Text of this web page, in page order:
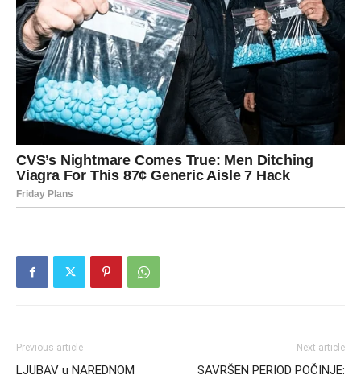
Previous article
LJUBAV u NAREDNOM
Next article
SAVRŠEN PERIOD POČINJE: